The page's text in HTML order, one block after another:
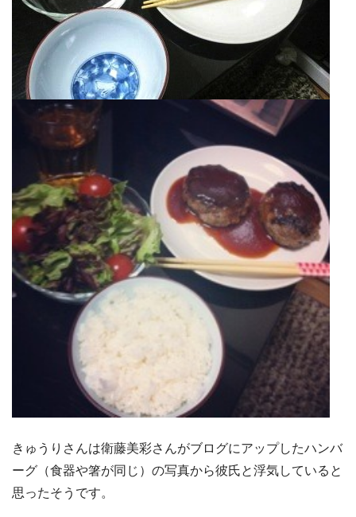
きゅうりさんは衛藤美彩さんがブログにアップしたハンバ
ーグ（食器や箸が同じ）の写真から彼氏と浮気していると
思ったそうです。